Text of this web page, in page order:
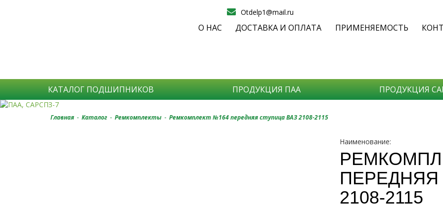
Otdelp1@mail.ru
О НАС ДОСТАВКА И ОПЛАТА ПРИМЕНЯЕМОСТЬ
КАТАЛОГ ПОДШИПНИКОВ ПРОДУКЦИЯ ПАА ПРОДУКЦИЯ
Главная - Каталог - Ремкомплекты - Ремкомплект №164 передняя ступица ВАЗ 2108-2115
Наименование:
ПЕРЕДНЯЯ
2108-2115